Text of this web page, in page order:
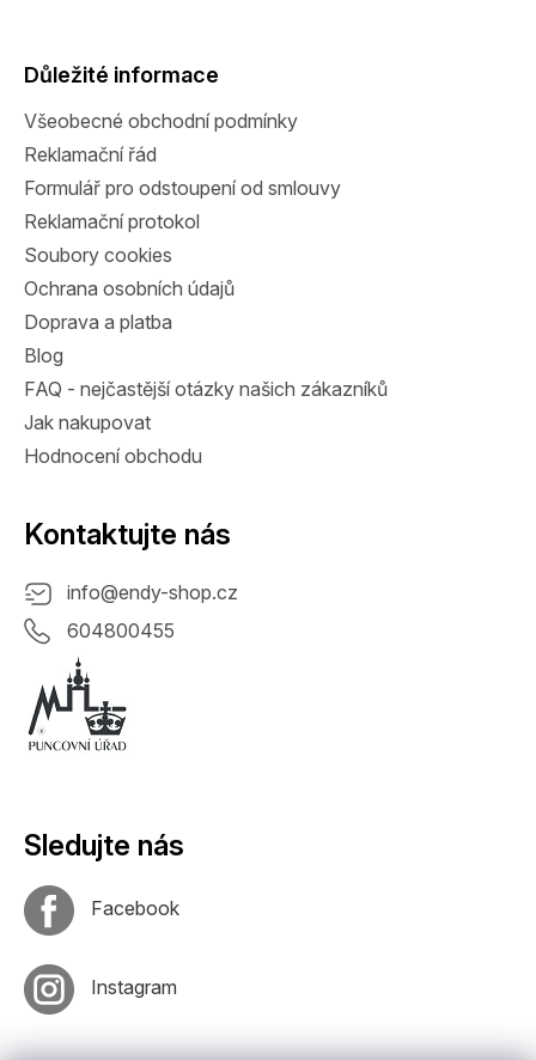
Důležité informace
Všeobecné obchodní podmínky
Reklamační řád
Formulář pro odstoupení od smlouvy
Reklamační protokol
Soubory cookies
Ochrana osobních údajů
Doprava a platba
Blog
FAQ - nejčastější otázky našich zákazníků
Jak nakupovat
Hodnocení obchodu
Kontaktujte nás
info@endy-shop.cz
604800455
Sledujte nás
Facebook
Instagram